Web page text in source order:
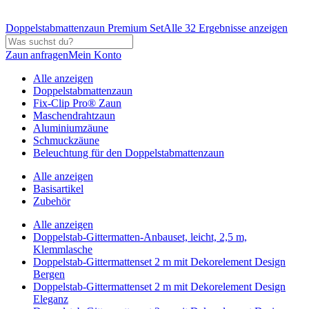
Doppelstabmattenzaun Premium SetAlle 32 Ergebnisse anzeigen
Zaun anfragenMein Konto
Alle anzeigen
Doppelstabmattenzaun
Fix-Clip Pro® Zaun
Maschendrahtzaun
Aluminiumzäune
Schmuckzäune
Beleuchtung für den Doppelstabmattenzaun
Alle anzeigen
Basisartikel
Zubehör
Alle anzeigen
Doppelstab-Gittermatten-Anbauset, leicht, 2,5 m,
Klemmlasche
Doppelstab-Gittermattenset 2 m mit Dekorelement Design
Bergen
Doppelstab-Gittermattenset 2 m mit Dekorelement Design
Eleganz